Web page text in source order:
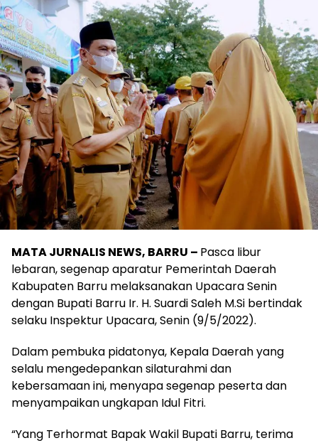
MATA JURNALIS NEWS, BARRU – Pasca libur
lebaran, segenap aparatur Pemerintah Daerah
Kabupaten Barru melaksanakan Upacara Senin
dengan Bupati Barru Ir. H. Suardi Saleh M.Si bertindak
selaku Inspektur Upacara, Senin (9/5/2022).
Dalam pembuka pidatonya, Kepala Daerah yang
selalu mengedepankan silaturahmi dan
kebersamaan ini, menyapa segenap peserta dan
menyampaikan ungkapan Idul Fitri.
“Yang Terhormat Bapak Wakil Bupati Barru, terima